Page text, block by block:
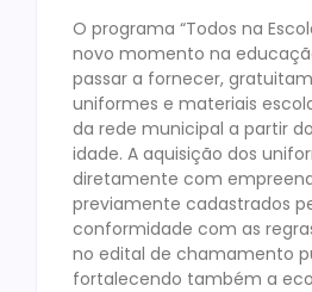
O programa “Todos na
novo momento na
passar a fornecer,
uniformes e materiais
da rede municipal a partir
idade. A aquisição dos
diretamente com
previamente cadastrados
conformidade com as
no edital de chamamento
fortalecendo também a